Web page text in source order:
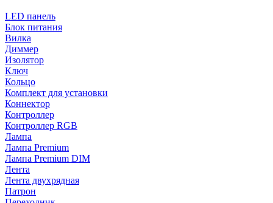
LED панель
Блок питания
Вилка
Диммер
Изолятор
Ключ
Кольцо
Комплект для установки
Коннектор
Контроллер
Контроллер RGB
Лампа
Лампа Premium
Лампа Premium DIM
Лента
Лента двухрядная
Патрон